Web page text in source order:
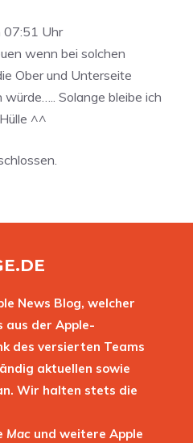
07:51 Uhr
wenn bei solchen
Ober und Unterseite
Solange bleibe ich
^^
News Blog, welcher
aus der Apple-
des versierten Teams
aktuellen sowie
Wir halten stets die
Mac und weitere Apple